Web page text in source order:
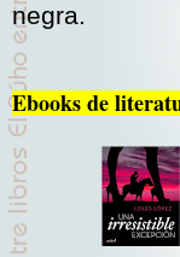
negra.
Ebooks de